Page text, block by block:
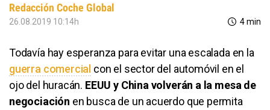
Redacción Coche Global
26.08.2019 10:14h 4 min
Todavía hay esperanza para evitar una escalada en la
guerra comercial con el sector del automóvil en el
ojo del huracán. EEUU y China volverán a la mesa de
negociación en busca de un acuerdo que permita